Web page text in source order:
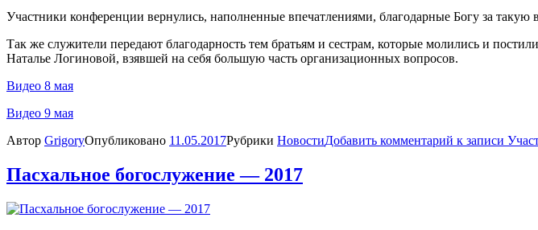
Участники конференции вернулись, наполненные впечатлениями, благодарные Богу за такую
Так же служители передают благодарность тем братьям и сестрам, которые молились и
Наталье Логиновой, взявшей на себя большую часть организационных вопросов.
Видео 8 мая
Видео 9 мая
Автор GrigoryОпубликовано 11.05.2017Рубрики НовостиДобавить комментарий к записи
Пасхальное богослужение — 2017